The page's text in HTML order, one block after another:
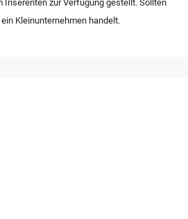
zur Verfügung gestellt. Sollten
Kleinunternehmen handelt.